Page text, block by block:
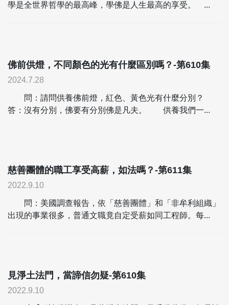
學是全世界哲學的最高峰，學佛是人生最高的享受。 ...
佛前供燈，不同顏色的光有什麼區別嗎？-第610集
2024.7.28
問：請問供養佛前燈，紅色、黃色光有什麼分別？
答：沒有分別，佛要有分別佛是凡夫。 供養我們一...
慈善團體的職工享受高薪，如法嗎？-第611集
2022.9.10
問：美國調查報告，依「慈善團體」和「非牟利組織」
出現的事業很多，普通文職竟自定受薪如同工程師。每...
見淨土法門，當諦信勿疑-第610集
2022.9.10